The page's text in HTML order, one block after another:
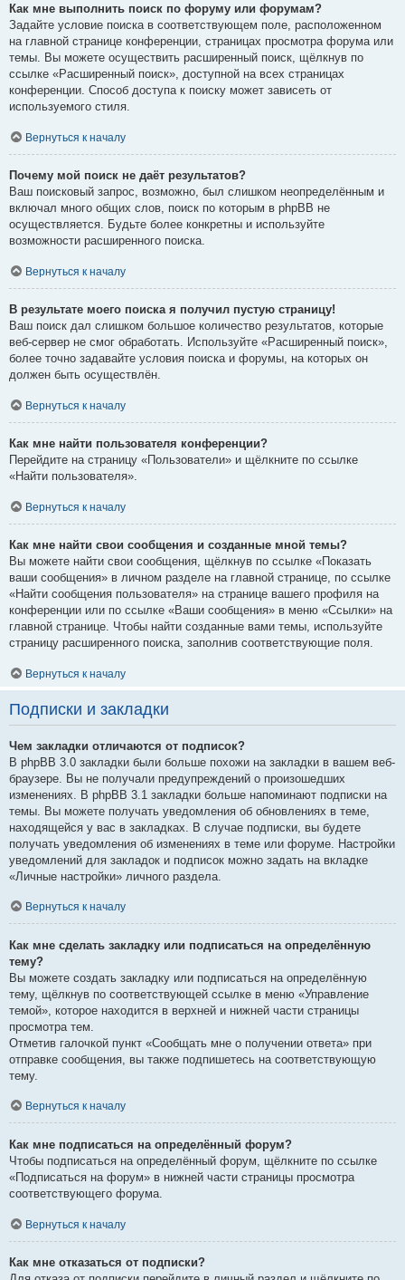
Как мне выполнить поиск по форуму или форумам?
Задайте условие поиска в соответствующем поле, расположенном
на главной странице конференции, страницах просмотра форума или
темы. Вы можете осуществить расширенный поиск, щёлкнув по
ссылке «Расширенный поиск», доступной на всех страницах
конференции. Способ доступа к поиску может зависеть от
используемого стиля.
Вернуться к началу
Почему мой поиск не даёт результатов?
Ваш поисковый запрос, возможно, был слишком неопределённым и
включал много общих слов, поиск по которым в phpBB не
осуществляется. Будьте более конкретны и используйте
возможности расширенного поиска.
Вернуться к началу
В результате моего поиска я получил пустую страницу!
Ваш поиск дал слишком большое количество результатов, которые
веб-сервер не смог обработать. Используйте «Расширенный поиск»,
более точно задавайте условия поиска и форумы, на которых он
должен быть осуществлён.
Вернуться к началу
Как мне найти пользователя конференции?
Перейдите на страницу «Пользователи» и щёлкните по ссылке
«Найти пользователя».
Вернуться к началу
Как мне найти свои сообщения и созданные мной темы?
Вы можете найти свои сообщения, щёлкнув по ссылке «Показать
ваши сообщения» в личном разделе на главной странице, по ссылке
«Найти сообщения пользователя» на странице вашего профиля на
конференции или по ссылке «Ваши сообщения» в меню «Ссылки» на
главной странице. Чтобы найти созданные вами темы, используйте
страницу расширенного поиска, заполнив соответствующие поля.
Вернуться к началу
Подписки и закладки
Чем закладки отличаются от подписок?
В phpBB 3.0 закладки были больше похожи на закладки в вашем веб-
браузере. Вы не получали предупреждений о произошедших
изменениях. В phpBB 3.1 закладки больше напоминают подписки на
темы. Вы можете получать уведомления об обновлениях в теме,
находящейся у вас в закладках. В случае подписки, вы будете
получать уведомления об изменениях в теме или форуме. Настройки
уведомлений для закладок и подписок можно задать на вкладке
«Личные настройки» личного раздела.
Вернуться к началу
Как мне сделать закладку или подписаться на определённую
тему?
Вы можете создать закладку или подписаться на определённую
тему, щёлкнув по соответствующей ссылке в меню «Управление
темой», которое находится в верхней и нижней части страницы
просмотра тем.
Отметив галочкой пункт «Сообщать мне о получении ответа» при
отправке сообщения, вы также подпишетесь на соответствующую
тему.
Вернуться к началу
Как мне подписаться на определённый форум?
Чтобы подписаться на определённый форум, щёлкните по ссылке
«Подписаться на форум» в нижней части страницы просмотра
соответствующего форума.
Вернуться к началу
Как мне отказаться от подписки?